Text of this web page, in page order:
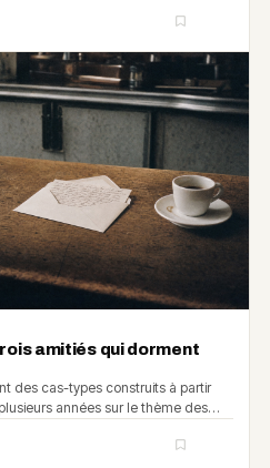
amitiés qui dorment
des cas-types construits à partir
années sur le thème des